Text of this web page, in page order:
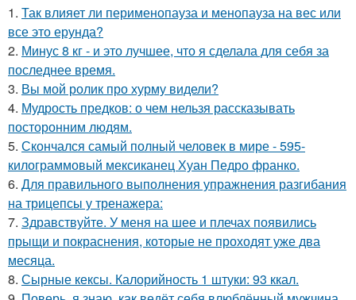
1. Так влияет ли перименопауза и менопауза на вес или
все это ерунда?
2. Минус 8 кг - и это лучшее, что я сделала для себя за
последнее время.
3. Вы мой ролик про хурму видели?
4. Мудрость предков: о чем нельзя рассказывать
посторонним людям.
5. Скончался самый полный человек в мире - 595-
килограммовый мексиканец Хуан Педро франко.
6. Для правильного выполнения упражнения разгибания
на трицепсы у тренажера:
7. Здравствуйте. У меня на шее и плечах появились
прыщи и покраснения, которые не проходят уже два
месяца.
8. Сырные кексы. Калорийность 1 штуки: 93 ккал.